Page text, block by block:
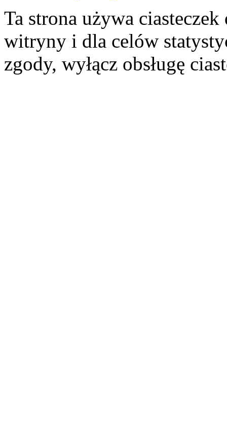
Ta strona używa
witryny i dla celów
zgody, wyłącz obsługę